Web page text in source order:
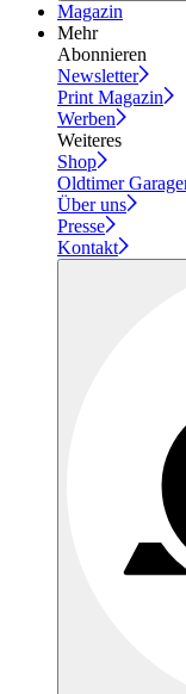
Magazin
Mehr
Abonnieren
Newsletter
Print Magazin
Werben
Weiteres
Shop
Oldtimer
Über uns
Presse
Kontakt